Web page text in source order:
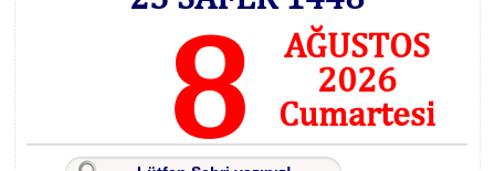
8
AĞUSTOS
2026
Cumartesi